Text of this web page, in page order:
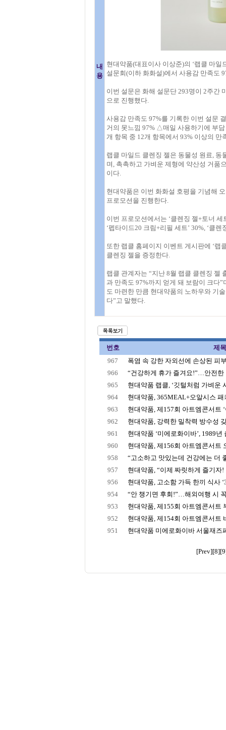
내
용
현대약품(대표이사 이상준)의 ‘랩클 마일
설문회(이하 화화설)에서 사용감 만족도
이번 설문은 화해 설문단 293명이 2주간
으로 진행했다.
사용감 만족도 97%를 기록한 이번 설문
거의 못느낌 97% △매일 사용하기에 부
개 항목 중 12개 항목에서 93% 이상의 만
랩클 마일드 클렌징 젤은 동물성 원료,
며, 촉촉하고 가벼운 제형에 약산성 거품
이다.
현대약품은 이번 화화설 호평을 기념해
프로모션을 진행한다.
이번 프로모션에서는 ‘클렌징 젤+토너 세
‘펩타이드20 크림+리필 세트’ 30%, ‘클
또한 랩클 홈페이지 이벤트 게시판에 ‘랩
클렌징 젤을 증정한다.
랩클 관계자는 “지난 8월 랩클 클렌징 젤
과 만족도 97%까지 얻게 돼 보람이 크다
도 마련한 만큼 현대약품의 노하우와 기
다”고 말했다.
번호
제목
967
폭염 속 강한 자외선에 손상된 피
966
“건강하게 휴가 즐겨요!”…안전한
965
현대약품 랩클, ‘깃털처럼 가벼운
964
현대약품, 365MEAL+오알시스 패
963
현대약품, 제157회 아트엠콘서트
962
현대약품, 강력한 밀착력 방수성
961
현대약품 ‘미에로화이바’, 1989년
960
현대약품, 제156회 아트엠콘서트
958
“고소하고 맛있는데 건강에는 더
957
현대약품, “이제 짜릿하게 즐기자!
956
현대약품, 고소함 가득 한끼 식사
954
“안 챙기면 후회!”…해외여행 시
953
현대약품, 제155회 아트엠콘서트
952
현대약품, 제154회 아트엠콘서트
951
현대약품 미에로화이바 서울재즈
[Prev][8]